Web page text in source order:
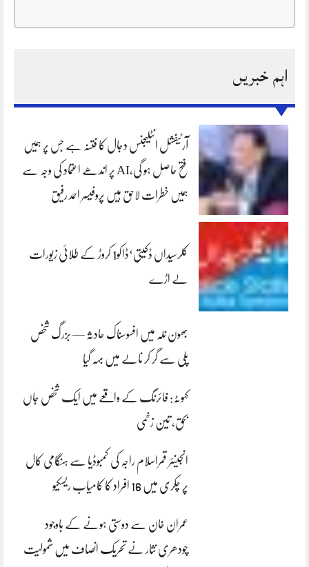
اہم خبریں
آرٹیفشل انٹلیجنس دجال کا فتنہ ہے جس پر ہمیں
فتح حاصل ہو گی،AI پر اندھے اعتماد کی وجہ سے
ہمیں خطرات لاحق ہیں پروفیسر احمد رفیق
کلرسیداں ڈکیتی‘ڈاکو1 کروڑ کے طلائی زیورات
لے اڑے
بھون نلہ میں افسوسناک حادثہ — بزرگ شخص
پلی سے گر کر نالے میں بہہ گیا
کہوٹہ: فائرنگ کے واقعے میں ایک شخص جاں
بحق، تین زخمی
انجینئر قمراسلام راجہ کی کمبوڈیا سے ہنگامی کال
پر چکری میں 16 افراد کا کامیاب ریسکیو
عمران خان سے دوستی ہونے کے باوجود
چودھری نثار نے تحریک انصاف میں شمولیت